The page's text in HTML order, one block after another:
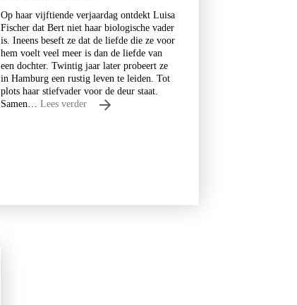
Op haar vijftiende verjaardag ontdekt Luisa
Fischer dat Bert niet haar biologische vader
is. Ineens beseft ze dat de liefde die ze voor
hem voelt veel meer is dan de liefde van
een dochter. Twintig jaar later probeert ze
in Hamburg een rustig leven te leiden. Tot
plots haar stiefvader voor de deur staat.
Samen… Lees verder